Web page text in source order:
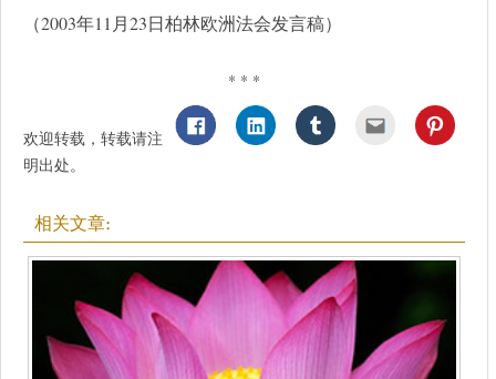
（2003年11月23日柏林欧洲法会发言稿）
* * *
欢迎转载，转载请注
明出处。
相关文章: